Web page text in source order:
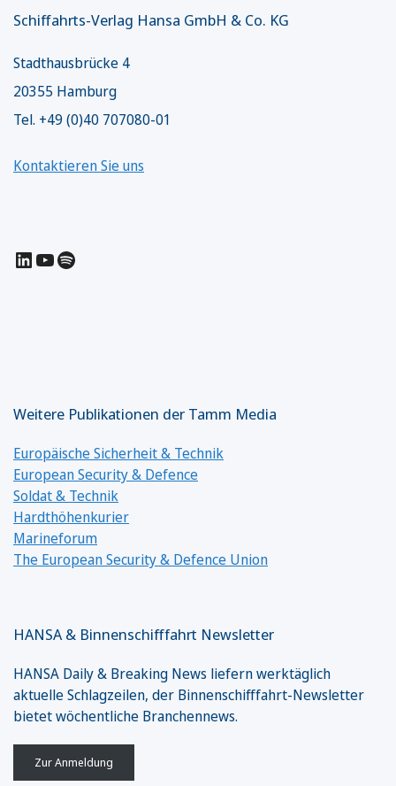
Schiffahrts-Verlag Hansa GmbH & Co. KG
Stadthausbrücke 4
20355 Hamburg
Tel. +49 (0)40 707080-01
Kontaktieren Sie uns
LinkedIn
YouTube
Spotify
Weitere Publikationen der Tamm Media
Europäische Sicherheit & Technik
European Security & Defence
Soldat & Technik
Hardthöhenkurier
Marineforum
The European Security & Defence Union
HANSA & Binnenschifffahrt Newsletter
HANSA Daily & Breaking News liefern werktäglich
aktuelle Schlagzeilen, der Binnenschifffahrt-Newsletter
bietet wöchentliche Branchennews.
Zur Anmeldung